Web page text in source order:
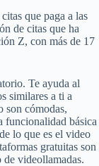
que paga a las
de citas que ha
Z, con más de 17
Te ayuda al
similares a ti a
son cómodas,
funcionalidad básica
lo que es el video
gratuitas son
videollamadas.